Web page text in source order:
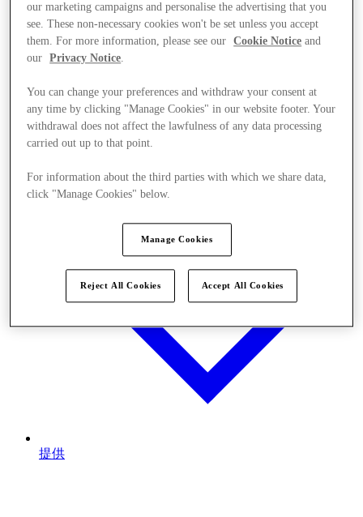
商店
提供
our marketing campaigns and personalise the advertising that you
see. These non-necessary cookies won't be set unless you accept
them. For more information, please see our
Cookie Notice and
our
Privacy Notice.
You can change your preferences and withdraw your consent at
any time by clicking "Manage Cookies" in our website footer. Your
withdrawal does not affect the lawfulness of any data processing
carried out up to that point.
For information about the third parties with which we share data,
click "Manage Cookies" below.
Manage Cookies
Reject All Cookies Accept All Cookies